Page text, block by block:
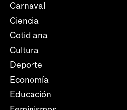
Carnaval
Ciencia
Cotidiana
Cultura
Deporte
Economía
Educación